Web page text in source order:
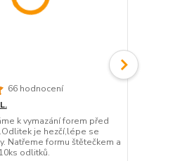
66 hodnocení
k vymazání forem před
je hezčí,lépe se
Natřeme formu štětečkem a
odlitků.